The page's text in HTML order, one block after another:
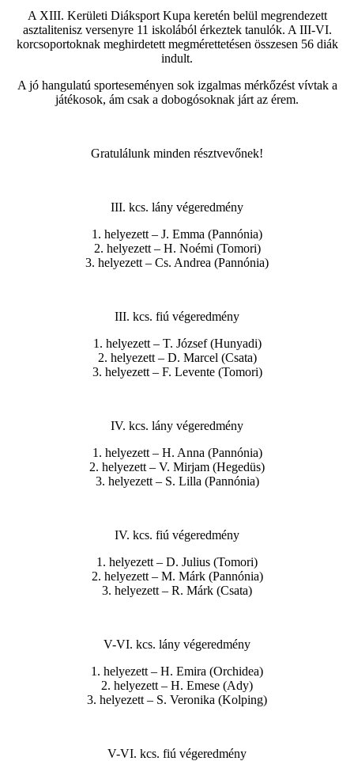
A XIII. Kerületi Diáksport Kupa keretén belül megrendezett
asztalitenisz versenyre 11 iskolából érkeztek tanulók. A III-VI.
korcsoportoknak meghirdetett megmérettetésen összesen 56 diák
indult.
A jó hangulatú sporteseményen sok izgalmas mérkőzést vívtak a
játékosok, ám csak a dobogósoknak járt az érem.
Gratulálunk minden résztvevőnek!
III. kcs. lány végeredmény
1. helyezett – J. Emma (Pannónia)
2. helyezett – H. Noémi (Tomori)
3. helyezett – Cs. Andrea (Pannónia)
III. kcs. fiú végeredmény
1. helyezett – T. József (Hunyadi)
2. helyezett – D. Marcel (Csata)
3. helyezett – F. Levente (Tomori)
IV. kcs. lány végeredmény
1. helyezett – H. Anna (Pannónia)
2. helyezett – V. Mirjam (Hegedüs)
3. helyezett – S. Lilla (Pannónia)
IV. kcs. fiú végeredmény
1. helyezett – D. Julius (Tomori)
2. helyezett – M. Márk (Pannónia)
3. helyezett – R. Márk (Csata)
V-VI. kcs. lány végeredmény
1. helyezett – H. Emira (Orchidea)
2. helyezett – H. Emese (Ady)
3. helyezett – S. Veronika (Kolping)
V-VI. kcs. fiú végeredmény